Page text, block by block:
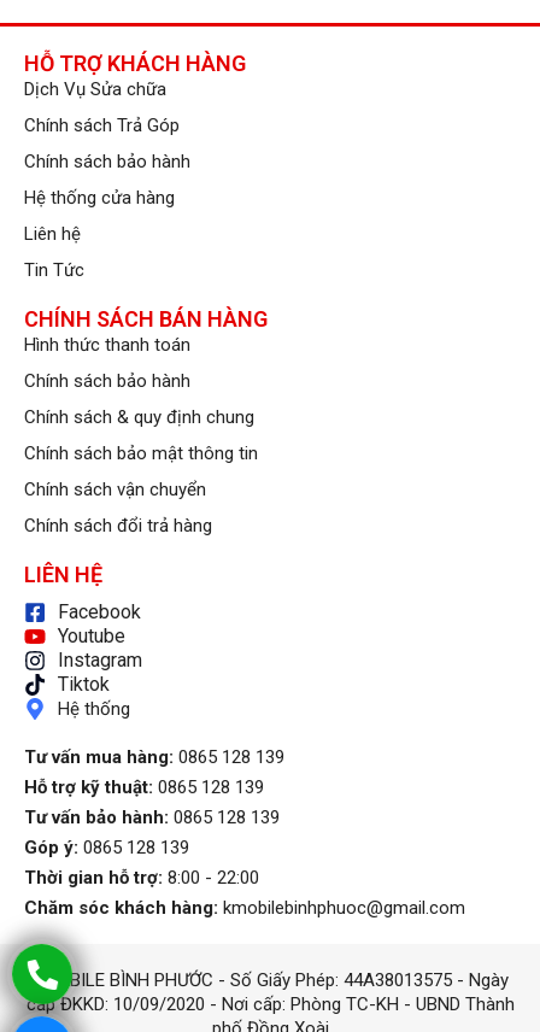
HỖ TRỢ KHÁCH HÀNG
Dịch Vụ Sửa chữa
Chính sách Trả Góp
Chính sách bảo hành
Hệ thống cửa hàng
Liên hệ
Tin Tức
CHÍNH SÁCH BÁN HÀNG
Hình thức thanh toán
Chính sách bảo hành
Chính sách & quy định chung
Chính sách bảo mật thông tin
Chính sách vận chuyển
Chính sách đổi trả hàng
LIÊN HỆ
Facebook
Youtube
Instagram
Tiktok
Hệ thống
Tư vấn mua hàng: 0865 128 139
Hỗ trợ kỹ thuật: 0865 128 139
Tư vấn bảo hành: 0865 128 139
Góp ý: 0865 128 139
Thời gian hỗ trợ: 8:00 - 22:00
Chăm sóc khách hàng: kmobilebinhphuoc@gmail.com
KMOBILE BÌNH PHƯỚC - Số Giấy Phép: 44A38013575 - Ngày
cấp ĐKKD: 10/09/2020 - Nơi cấp: Phòng TC-KH - UBND Thành